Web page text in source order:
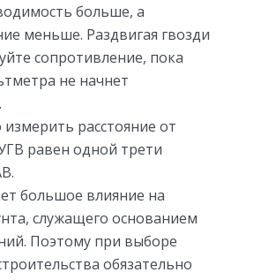
больше, а
меньше. Раздвигая гвозди
сопротивление, пока
не начнет
расстояние от
равен одной трети
большое влияние на
служащего основанием
Поэтому при выборе
обязательно